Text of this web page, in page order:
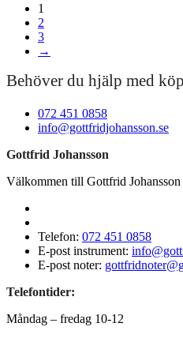
1
2
3
→
Behöver du hjälp med
072 451 0858
info@gottfridjohansson.se
Gottfrid Johansson
Välkommen till Gottfrid
Telefon: 072 451 0858
E-post instrument:
E-post noter:
Telefontider:
Måndag – fredag 10-12